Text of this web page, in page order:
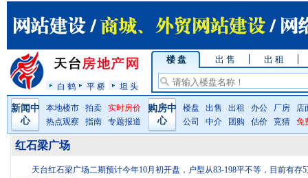
白 鹤 平 桥 坦 头
楼 盘 出 售 出 租
新闻中
心
本地楼市 拍卖
实时房价
热点观察
指南 专题报道
购房中
心
楼盘 出售 出租 办公 厂房
店
公司
中介 团购 估价 竞猜 免
红石梁广场
天台红石梁广场二期预计今年10月初开盘，户型从83-198平不等，目前有存